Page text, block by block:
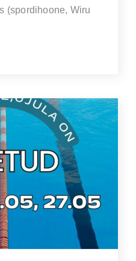
(spordihoone, Wiru